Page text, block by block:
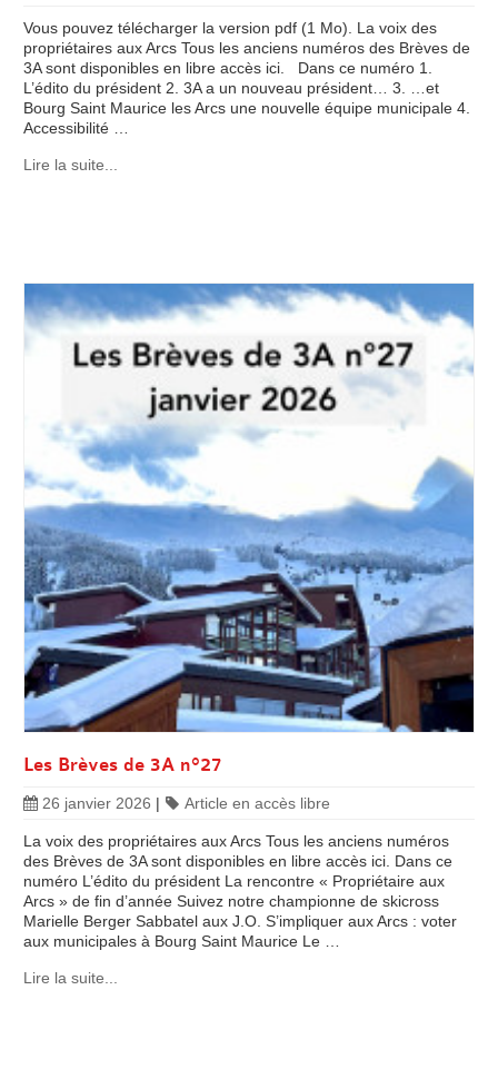
Vous pouvez télécharger la version pdf (1 Mo). La voix des
propriétaires aux Arcs Tous les anciens numéros des Brèves de
3A sont disponibles en libre accès ici. Dans ce numéro 1.
L’édito du président 2. 3A a un nouveau président… 3. …et
Bourg Saint Maurice les Arcs une nouvelle équipe municipale 4.
Accessibilité …
Lire la suite...
Les Brèves de 3A n°27
26 janvier 2026 | Article en accès libre
La voix des propriétaires aux Arcs Tous les anciens numéros
des Brèves de 3A sont disponibles en libre accès ici. Dans ce
numéro L’édito du président La rencontre « Propriétaire aux
Arcs » de fin d’année Suivez notre championne de skicross
Marielle Berger Sabbatel aux J.O. S’impliquer aux Arcs : voter
aux municipales à Bourg Saint Maurice Le …
Lire la suite...